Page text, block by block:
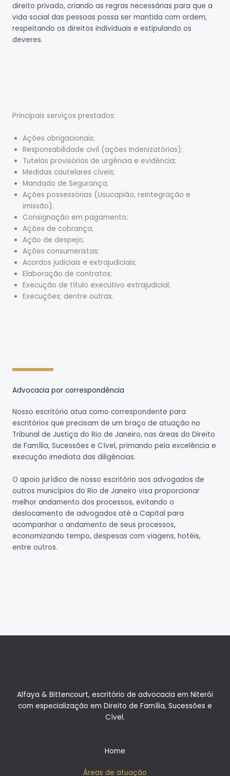
direito privado, criando as regras necessárias para que a
vida social das pessoas possa ser mantida com ordem,
respeitando os direitos individuais e estipulando os
deveres.
Principais serviços prestados:
Ações obrigacionais;
Responsabilidade civil (ações Indenizatórias);
Tutelas provisórias de urgência e evidência;
Medidas cautelares cíveis;
Mandado de Segurança;
Ações possessórias (Usucapião, reintegração e
imissão);
Consignação em pagamento;
Ações de cobrança;
Ação de despejo;
Ações consumeristas;
Acordos judiciais e extrajudiciais;
Elaboração de contratos;
Execução de título executivo extrajudicial;
Execuções; dentre outras.
Advocacia por correspondência
Nosso escritório atua como correspondente para
escritórios que precisam de um braço de atuação no
Tribunal de Justiça do Rio de Janeiro, nas áreas do Direito
de Família, Sucessões e Cível, primando pela excelência e
execução imediata das diligências.
O apoio jurídico de nosso escritório aos advogados de
outros municípios do Rio de Janeiro visa proporcionar
melhor andamento dos processos, evitando o
deslocamento de advogados até a Capital para
acompanhar o andamento de seus processos,
economizando tempo, despesas com viagens, hotéis,
entre outros.
Alfaya & Bittencourt, escritório de advocacia em Niterói
com especialização em Direito de Família, Sucessões e
Cível.
Home
Áreas de atuação